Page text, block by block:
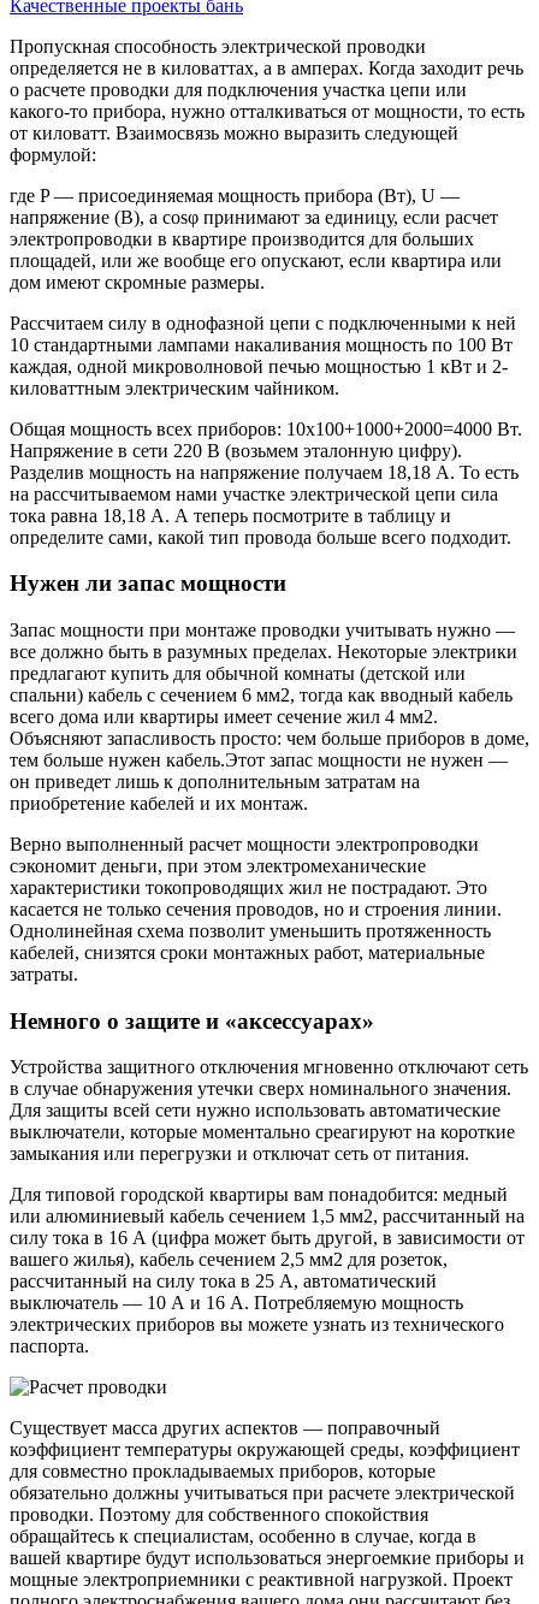
Качественные проекты бань
Пропускная способность электрической проводки
определяется не в киловаттах, а в амперах. Когда заходит речь
о расчете проводки для подключения участка цепи или
какого-то прибора, нужно отталкиваться от мощности, то есть
от киловатт. Взаимосвязь можно выразить следующей
формулой:
где P — присоединяемая мощность прибора (Вт), U —
напряжение (В), а cosφ принимают за единицу, если расчет
электропроводки в квартире производится для больших
площадей, или же вообще его опускают, если квартира или
дом имеют скромные размеры.
Рассчитаем силу в однофазной цепи с подключенными к ней
10 стандартными лампами накаливания мощность по 100 Вт
каждая, одной микроволновой печью мощностью 1 кВт и 2-
киловаттным электрическим чайником.
Общая мощность всех приборов: 10х100+1000+2000=4000 Вт.
Напряжение в сети 220 В (возьмем эталонную цифру).
Разделив мощность на напряжение получаем 18,18 А. То есть
на рассчитываемом нами участке электрической цепи сила
тока равна 18,18 А. А теперь посмотрите в таблицу и
определите сами, какой тип провода больше всего подходит.
Нужен ли запас мощности
Запас мощности при монтаже проводки учитывать нужно —
все должно быть в разумных пределах. Некоторые электрики
предлагают купить для обычной комнаты (детской или
спальни) кабель с сечением 6 мм2, тогда как вводный кабель
всего дома или квартиры имеет сечение жил 4 мм2.
Объясняют запасливость просто: чем больше приборов в доме,
тем больше нужен кабель.Этот запас мощности не нужен —
он приведет лишь к дополнительным затратам на
приобретение кабелей и их монтаж.
Верно выполненный расчет мощности электропроводки
сэкономит деньги, при этом электромеханические
характеристики токопроводящих жил не пострадают. Это
касается не только сечения проводов, но и строения линии.
Однолинейная схема позволит уменьшить протяженность
кабелей, снизятся сроки монтажных работ, материальные
затраты.
Немного о защите и «аксессуарах»
Устройства защитного отключения мгновенно отключают сеть
в случае обнаружения утечки сверх номинального значения.
Для защиты всей сети нужно использовать автоматические
выключатели, которые моментально среагируют на короткие
замыкания или перегрузки и отключат сеть от питания.
Для типовой городской квартиры вам понадобится: медный
или алюминиевый кабель сечением 1,5 мм2, рассчитанный на
силу тока в 16 А (цифра может быть другой, в зависимости от
вашего жилья), кабель сечением 2,5 мм2 для розеток,
рассчитанный на силу тока в 25 А, автоматический
выключатель — 10 А и 16 А. Потребляемую мощность
электрических приборов вы можете узнать из технического
паспорта.
Существует масса других аспектов — поправочный
коэффициент температуры окружающей среды, коэффициент
для совместно прокладываемых приборов, которые
обязательно должны учитываться при расчете электрической
проводки. Поэтому для собственного спокойствия
обращайтесь к специалистам, особенно в случае, когда в
вашей квартире будут использоваться энергоемкие приборы и
мощные электроприемники с реактивной нагрузкой. Проект